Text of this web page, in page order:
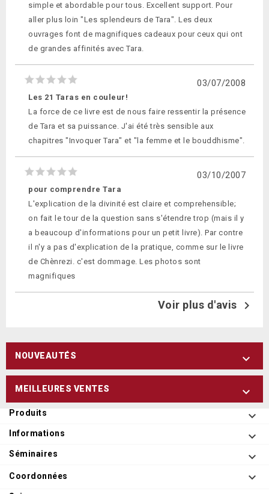
simple et abordable pour tous. Excellent support. Pour
aller plus loin "Les splendeurs de Tara". Les deux
ouvrages font de magnifiques cadeaux pour ceux qui ont
de grandes affinités avec Tara.
03/07/2008
Les 21 Taras en couleur!
La force de ce livre est de nous faire ressentir la présence
de Tara et sa puissance. J'ai été très sensible aux
chapitres "Invoquer Tara" et "la femme et le bouddhisme".
03/10/2007
pour comprendre Tara
L'explication de la divinité est claire et comprehensible;
on fait le tour de la question sans s'étendre trop (mais il y
a beaucoup d'informations pour un petit livre). Par contre
il n'y a pas d'explication de la pratique, comme sur le livre
de Chènrezi. c'est dommage. Les photos sont
magnifiques
Voir plus d'avis 
NOUVEAUTÉS 
MEILLEURES VENTES 
Produits 
Informations 
Séminaires 
Coordonnées 